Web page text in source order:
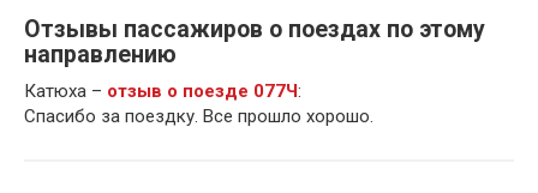
Отзывы пассажиров о поездах по этому
направлению
Катюха – отзыв о поезде 077Ч:
Спасибо за поездку. Все прошло хорошо.